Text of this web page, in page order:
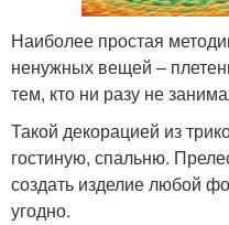
Наиболее простая
ненужных вещей –
тем, кто ни разу не
Такой декорацией из
гостиную, спальню.
создать изделие любой
угодно.